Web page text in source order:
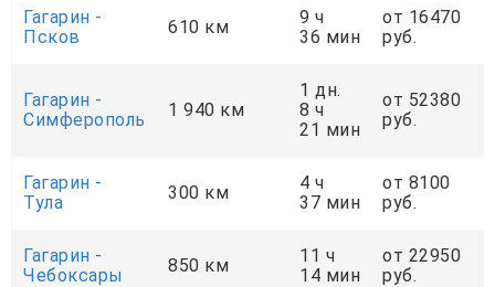
Гагарин -
Псков
610 км
9 ч
36 мин
от 16470
руб.
Гагарин -
Симферополь
1 940 км
1 дн.
8 ч
21 мин
от 52380
руб.
Гагарин -
Тула
300 км
4 ч
37 мин
от 8100
руб.
Гагарин -
Чебоксары
850 км
11 ч
14 мин
от 22950
руб.